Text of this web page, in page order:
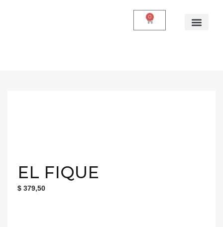
0
EL FIQUE
$ 379,50